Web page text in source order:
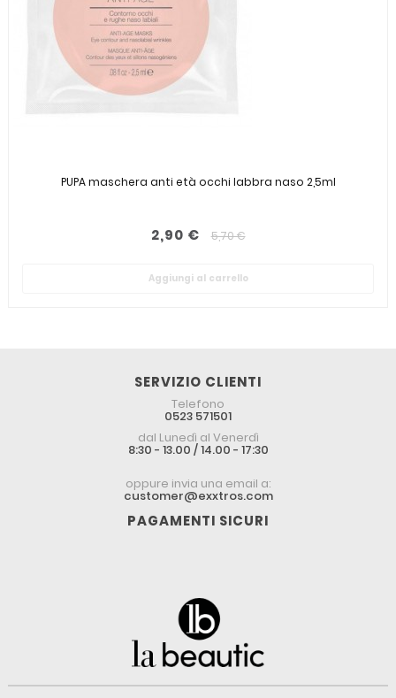
PUPA maschera anti età occhi labbra naso 2,5ml
2,90 € 5,70 €
Aggiungi al carrello
SERVIZIO CLIENTI
Telefono
0523 571501
dal Lunedì al Venerdì
8:30 - 13.00 / 14.00 - 17:30
oppure invia una email a:
customer@exxtros.com
PAGAMENTI SICURI